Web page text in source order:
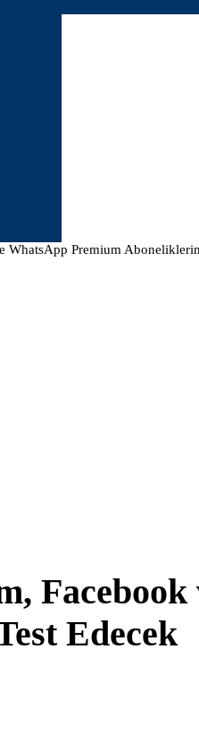
WhatsApp Premium
Edecek